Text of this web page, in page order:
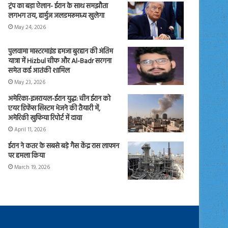
ट्रंप का बड़ा ऐलान- ईरान के साथ समझौता
लगभग तय, हार्मुज जलडमरूमध्य खुलेगा
May 24, 2026
पुलवामा मास्टरमाइंड हमजा बुरहान की अंतिम
यात्रा में Hizbul चीफ और Al-Badr सरगना
समेत कई आतंकी शामिल
May 23, 2026
अमेरिका-इजरायल-ईरान युद्ध: चीन ईरान को
एयर डिफेंस सिस्टम भेजने की तैयारी में,
अमेरिकी खुफिया रिपोर्ट में दावा
April 11, 2026
ईरान ने कतर के सबसे बड़े गैस केंद्र रास लाफान
पर हमला किया
March 19, 2026